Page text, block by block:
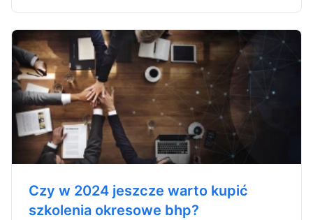
Czy w 2024 jeszcze warto kupić
szkolenia okresowe bhp?